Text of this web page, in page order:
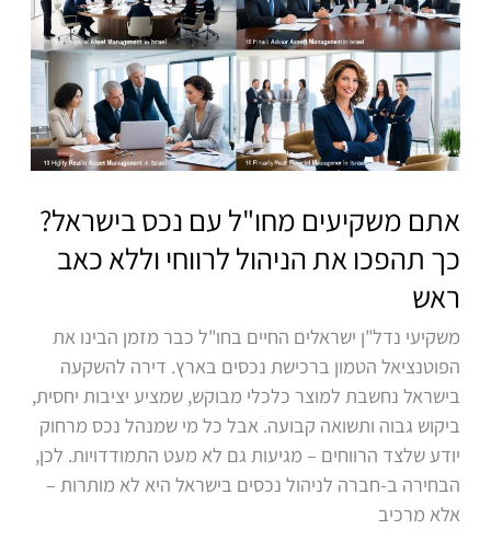
אתם משקיעים מחו"ל עם נכס בישראל?
כך תהפכו את הניהול לרווחי וללא כאב
ראש
משקיעי נדל"ן ישראלים החיים בחו"ל כבר מזמן הבינו את
הפוטנציאל הטמון ברכישת נכסים בארץ. דירה להשקעה
בישראל נחשבת למוצר כלכלי מבוקש, שמציע יציבות יחסית,
ביקוש גבוה ותשואה קבועה. אבל כל מי שמנהל נכס מרחוק
יודע שלצד הרווחים – מגיעות גם לא מעט התמודדויות. לכן,
הבחירה ב-חברה לניהול נכסים בישראל היא לא מותרות –
אלא מרכיב
עם
נכס
בישראל?
כך
תהפכו
את
הניהול
לרווחי
וללא
כאב
ראש